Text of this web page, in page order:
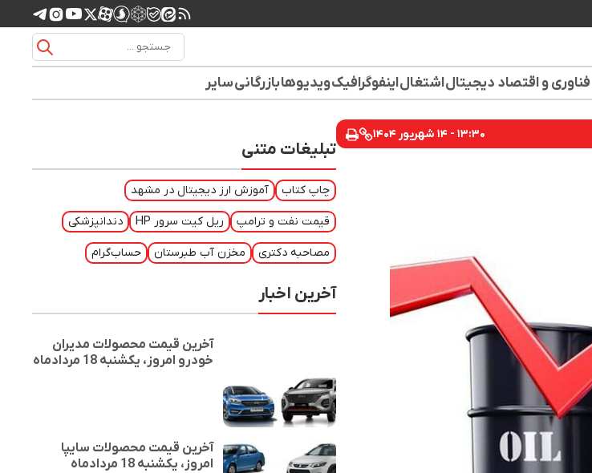
فناوری و اقتصاد دیجیتالاشتغالاینفوگرافیکویدیوهابازرگانیسایر
۱۳:۳۰ - ۱۴ شهریور ۱۴۰۴
تبلیغات متنی
چاپ کتاب آموزش ارز دیجیتال در مشهد
قیمت نفت و ترامپ ریل کیت سرور HP دندانپزشکی
مصاحبه دکتری مخزن آب طبرستان حساب‌گرام
آخرین اخبار
آخرین قیمت محصولات مدیران
خودرو امروز، یکشنبه 18 مردادماه
آخرین قیمت محصولات سایپا
امروز، یکشنبه 18 مردادماه